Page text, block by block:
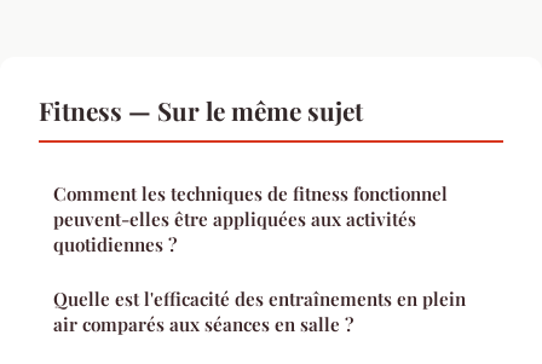
Fitness — Sur le même sujet
Comment les techniques de fitness fonctionnel
peuvent-elles être appliquées aux activités
quotidiennes ?
Quelle est l'efficacité des entraînements en plein
air comparés aux séances en salle ?